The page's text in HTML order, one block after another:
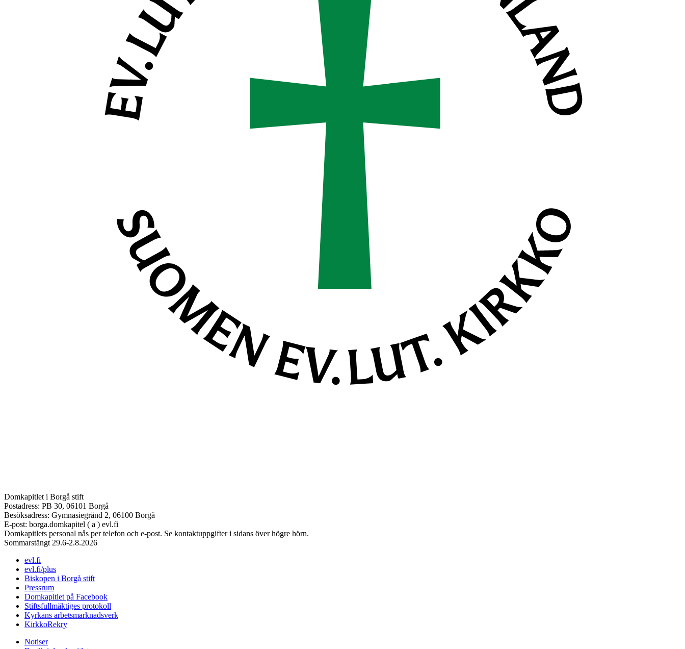
Domkapitlet i Borgå stift
Postadress: PB 30, 06101 Borgå
Besöksadress: Gymnasiegränd 2, 06100 Borgå
E-post: borga.domkapitel ( a ) evl.fi
Domkapitlets personal nås per telefon och e-post. Se kontaktuppgifter i sidans över högre hörn.
Sommarstängt 29.6-2.8.2026
evl.fi
evl.fi/plus
Biskopen i Borgå stift
Pressrum
Domkapitlet på Facebook
Stiftsfullmäktiges protokoll
Kyrkans arbetsmarknadsverk
KirkkoRekry
Notiser